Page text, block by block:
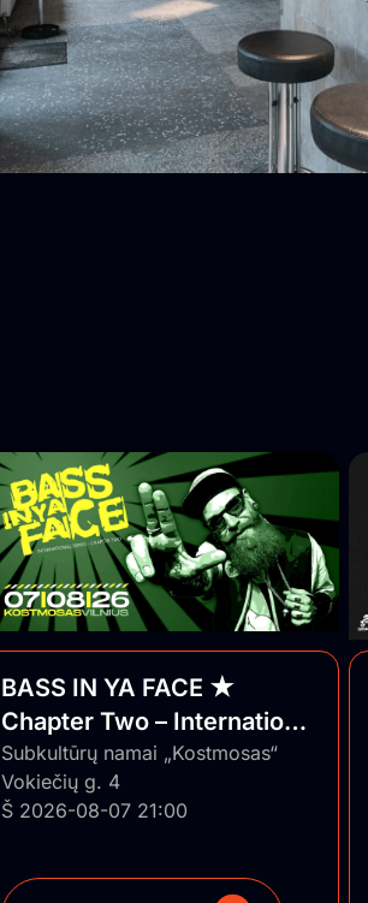
BASS IN YA FACE ★
Chapter Two – International
Series ★ Vilnius/Lithuania
Subkultūrų namai „Kostmosas“
Vokiečių g. 4
Š 2026-08-07 21:00